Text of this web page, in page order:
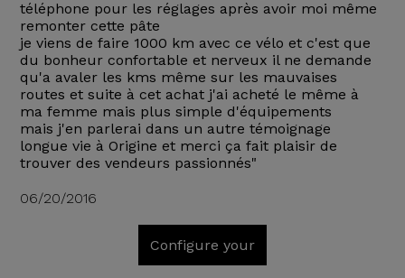
téléphone pour les réglages après avoir moi même
remonter cette pâte
je viens de faire 1000 km avec ce vélo et c'est que
du bonheur confortable et nerveux il ne demande
qu'a avaler les kms même sur les mauvaises
routes et suite à cet achat j'ai acheté le même à
ma femme mais plus simple d'équipements
mais j'en parlerai dans un autre témoignage
longue vie à Origine et merci ça fait plaisir de
trouver des vendeurs passionnés"
06/20/2016
Configure your